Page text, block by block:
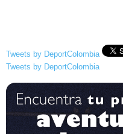
Tweets by DeportColombia
Tweets by DeportColombia